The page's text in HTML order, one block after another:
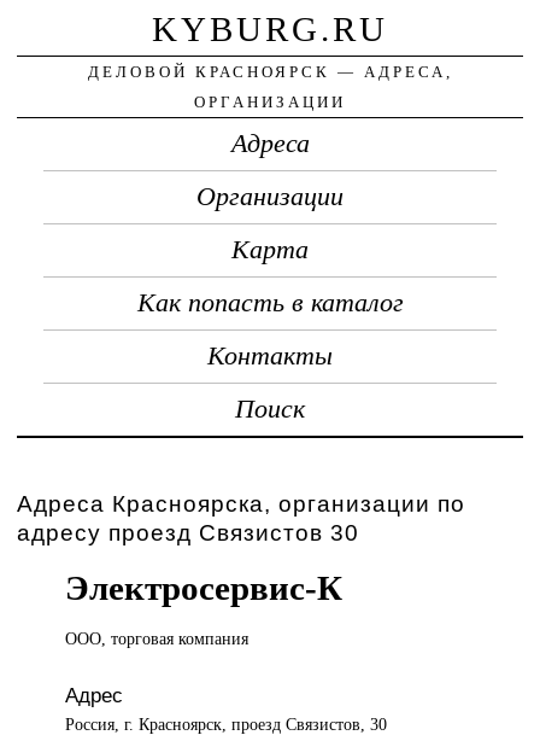
KYBURG.RU
ДЕЛОВОЙ КРАСНОЯРСК — АДРЕСА,
ОРГАНИЗАЦИИ
Адреса
Организации
Карта
Как попасть в каталог
Контакты
Поиск
Адреса Красноярска, организации по
адресу проезд Связистов 30
Электросервис-К
ООО, торговаякомпания
Адрес
Россия, г. Красноярск, проезд Связистов, 30